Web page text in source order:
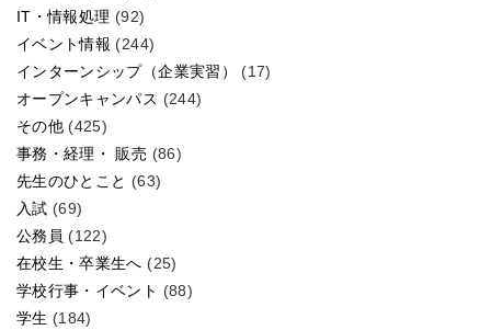
IT・情報処理 (92)
イベント情報 (244)
インターンシップ（企業実習）
(17)
オープンキャンパス (244)
その他 (425)
事務・経理・ 販売 (86)
先生のひとこと (63)
入試 (69)
公務員 (122)
在校生・卒業生へ (25)
学校行事・イベント (88)
学生 (184)